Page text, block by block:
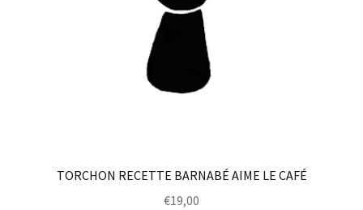
TORCHON RECETTE BARNABÉ AIME LE CAFÉ
€19,00